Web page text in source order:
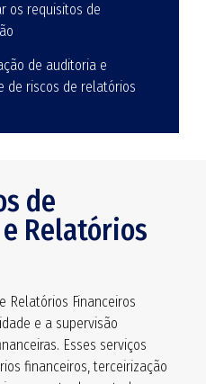
os requisitos de
de auditoria e
de riscos de relatórios
de
Relatórios
Relatórios Financeiros
e a supervisão
Esses serviços
financeiros, terceirização